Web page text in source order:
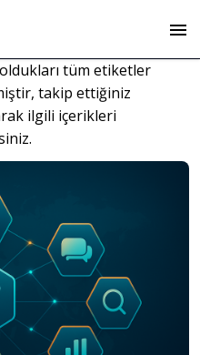
tüm etiketler
takip ettiğiniz
ilgili içerikleri